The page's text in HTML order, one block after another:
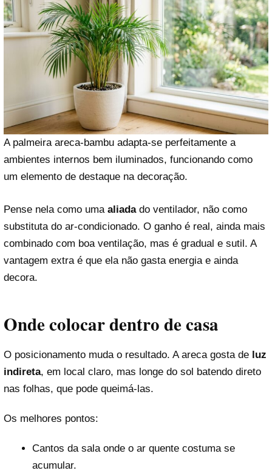
A palmeira areca-bambu adapta-se perfeitamente a
ambientes internos bem iluminados, funcionando como
um elemento de destaque na decoração.
Pense nela como uma aliadado ventilador, não como
substituta do ar-condicionado. O ganho é real, ainda mais
combinado com boa ventilação, mas é gradual e sutil. A
vantagem extra é que ela não gasta energia e ainda
decora.
Onde colocar dentro de casa
O posicionamento muda o resultado. A areca gosta de luz
indireta, em local claro, mas longe do sol batendo direto
nas folhas, que pode queimá-las.
Os melhores pontos:
Cantos da sala onde o ar quente costuma se
acumular.